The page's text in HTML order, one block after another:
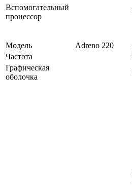
Вспомогательный
процессор
Модель
Adreno 220
Частота
Графическая
оболочка